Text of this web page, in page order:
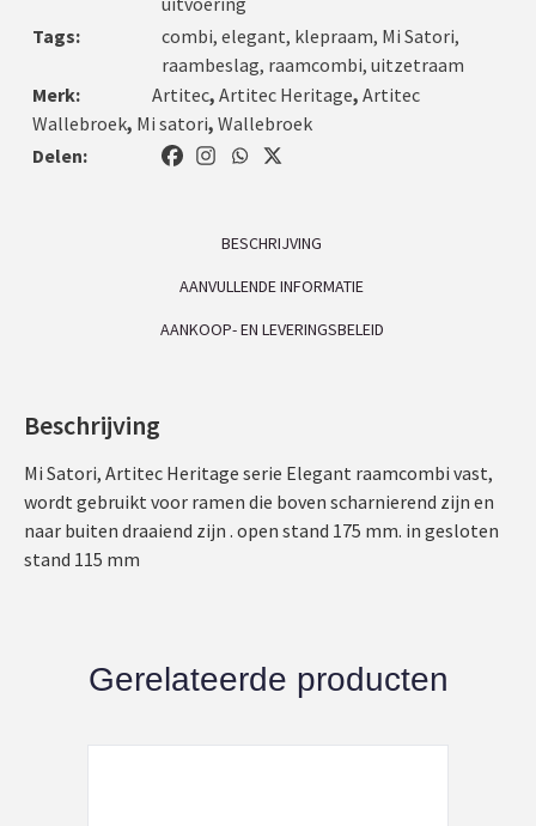
Tags:
combi, elegant, klepraam, Mi Satori,
raambeslag, raamcombi, uitzetraam
Merk:
Artitec, Artitec Heritage, Artitec
Wallebroek, Mi satori, Wallebroek
Delen:
BESCHRIJVING
AANVULLENDE INFORMATIE
AANKOOP- EN LEVERINGSBELEID
Beschrijving
Mi Satori, Artitec Heritage serie Elegant raamcombi vast,
wordt gebruikt voor ramen die boven scharnierend zijn en
naar buiten draaiend zijn . open stand 175 mm. in gesloten
stand 115 mm
Gerelateerde producten